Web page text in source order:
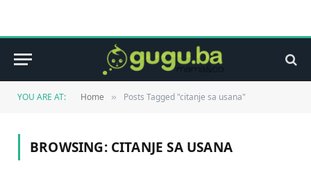
YOU ARE AT: Home » Posts Tagged "citanje sa usana"
BROWSING: CITANJE SA USANA